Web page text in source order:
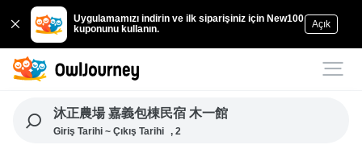
Uygulamamızı indirin ve ilk siparişiniz için New100
kuponunu kullanın.
Açık
沐正農場 嘉義包棟民宿 木一館
Giriş Tarihi ~ Çıkış Tarihi , 2